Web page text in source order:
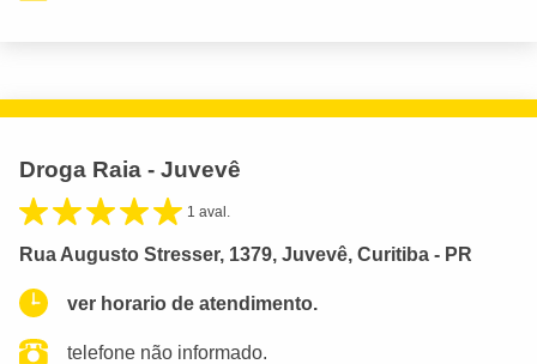
Droga Raia - Juvevê
1 aval.
Rua Augusto Stresser, 1379, Juvevê, Curitiba - PR
ver horario de atendimento.
telefone não informado.